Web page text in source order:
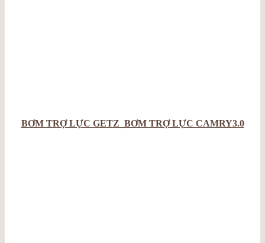
BƠM TRỢ LỰC GETZ_BƠM TRỢ LỰC CAMRY3.0